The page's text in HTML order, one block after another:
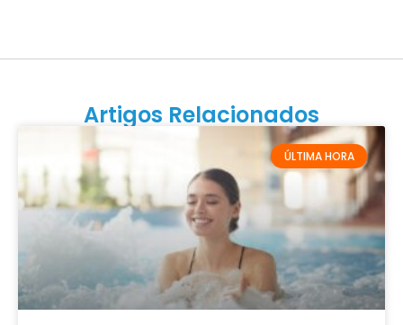
Artigos Relacionados
ÚLTIMA HORA